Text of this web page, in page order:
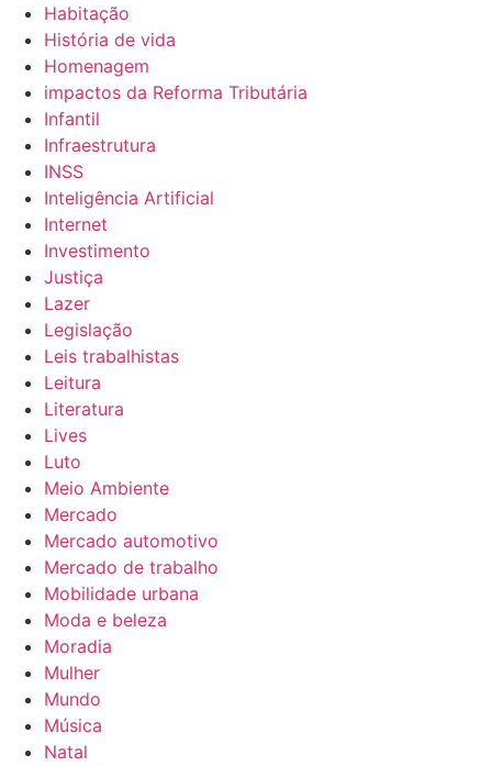
Habitação
História de vida
Homenagem
impactos da Reforma Tributária
Infantil
Infraestrutura
INSS
Inteligência Artificial
Internet
Investimento
Justiça
Lazer
Legislação
Leis trabalhistas
Leitura
Literatura
Lives
Luto
Meio Ambiente
Mercado
Mercado automotivo
Mercado de trabalho
Mobilidade urbana
Moda e beleza
Moradia
Mulher
Mundo
Música
Natal